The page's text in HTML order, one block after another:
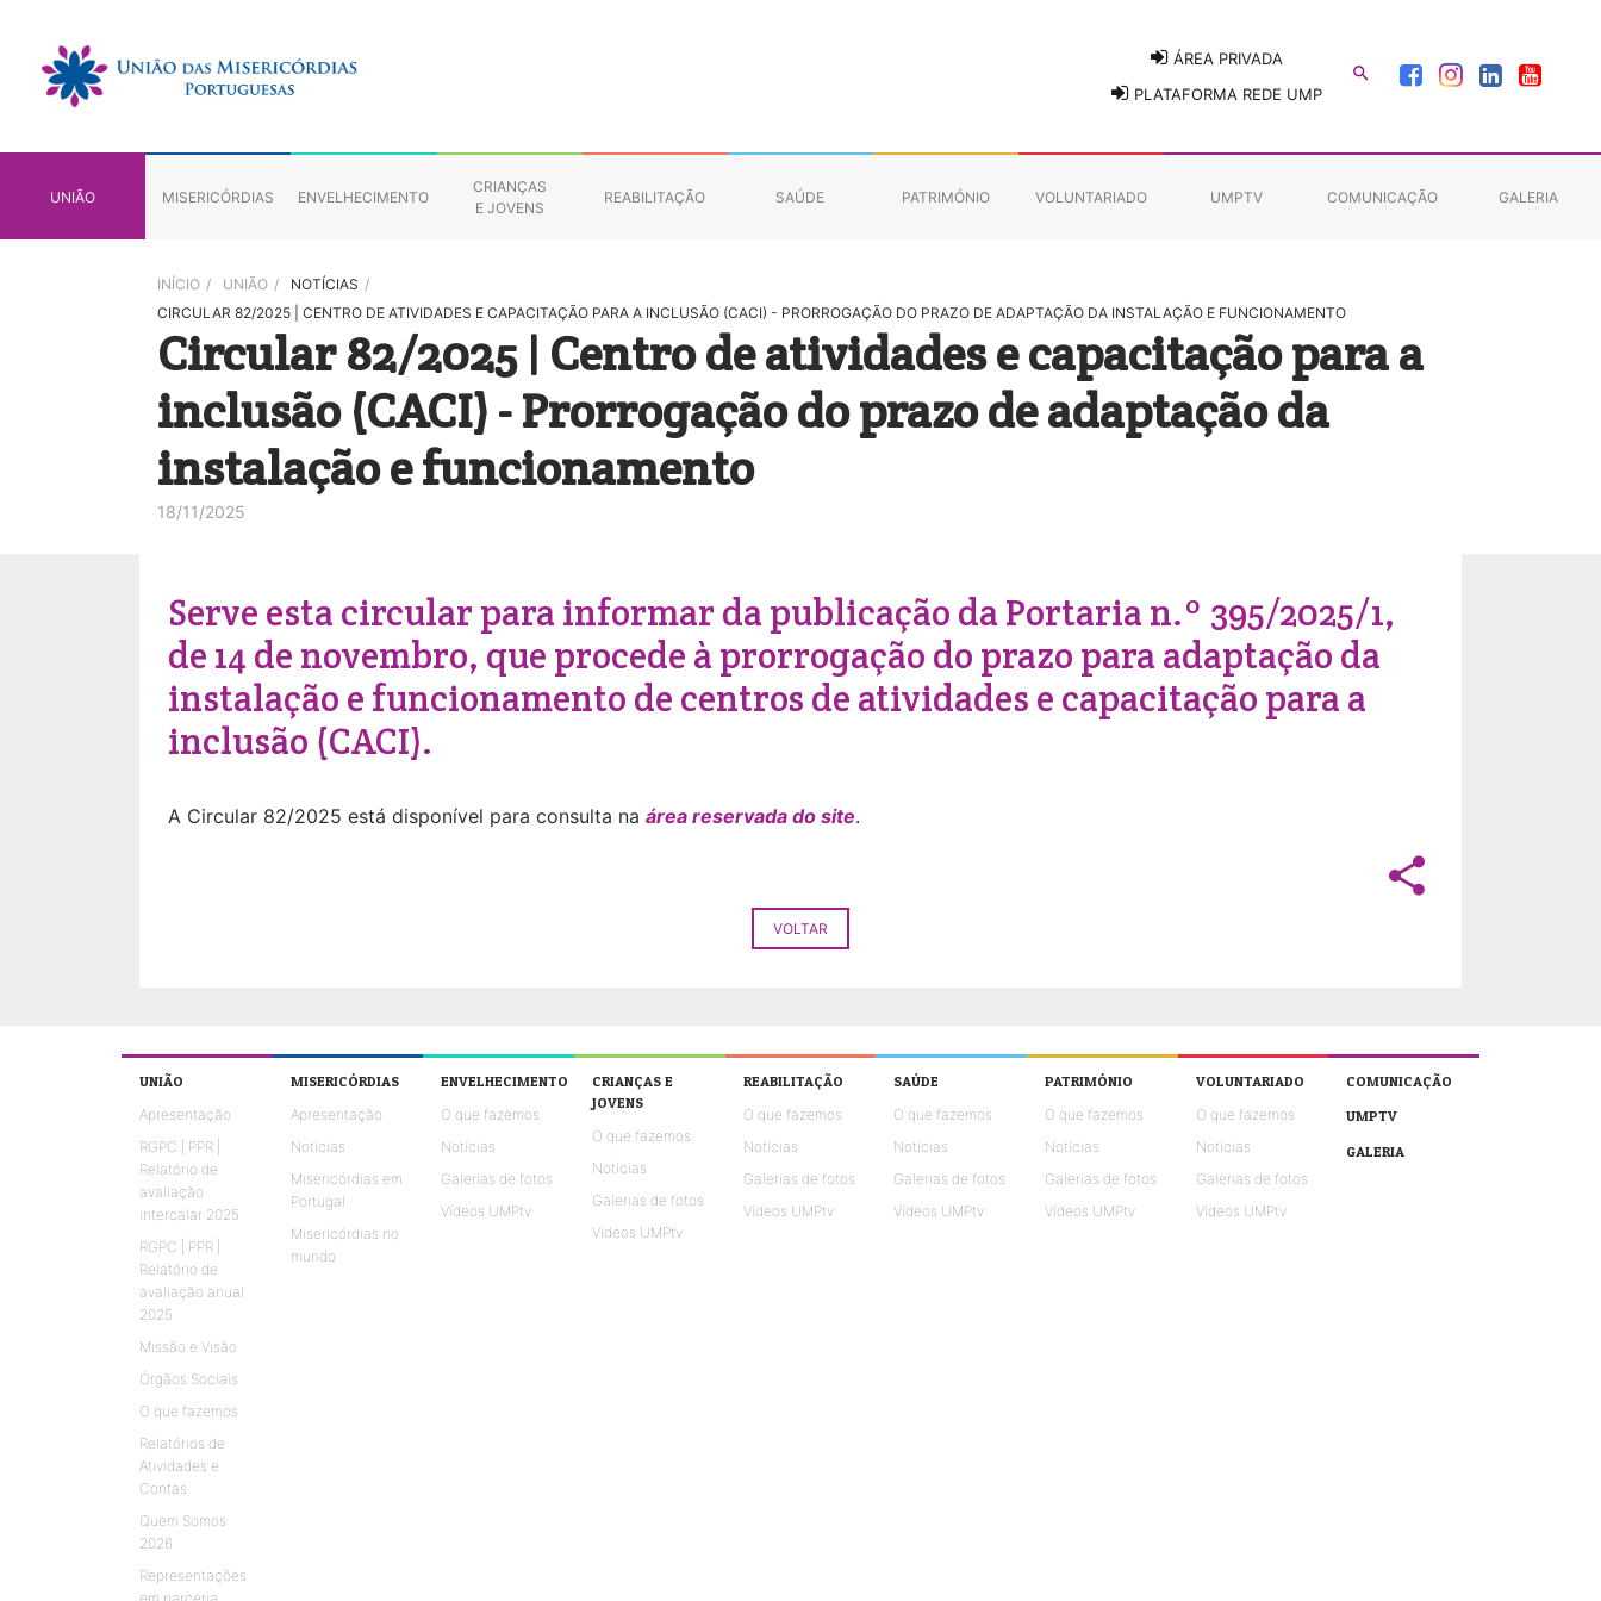
ÁREA PRIVADA
PLATAFORMA REDE UMP

UNIÃO MISERICÓRDIAS ENVELHECIMENTO
CRIANÇAS
E JOVENS
REABILITAÇÃO SAÚDE PATRIMÓNIO VOLUNTARIADO UMPTV COMUNICAÇÃO GALERIA
INÍCIO / UNIÃO / NOTÍCIAS /
CIRCULAR 82/2025 | CENTRO DE ATIVIDADES E CAPACITAÇÃO PARA A INCLUSÃO (CACI) - PRORROGAÇÃO DO PRAZO DE ADAPTAÇÃO DA INSTALAÇÃO E FUNCIONAMENTO
Circular 82/2025 | Centro de atividades e capacitação para a
inclusão (CACI) - Prorrogação do prazo de adaptação da
instalação e funcionamento
18/11/2025
Serve esta circular para informar da publicação da Portaria n.º 395/2025/1,
de 14 de novembro, que procede à prorrogação do prazo para adaptação da
instalação e funcionamento de centros de atividades e capacitação para a
inclusão (CACI).
A Circular 82/2025 está disponível para consulta na área reservada do site.
share
VOLTAR
UNIÃO
Apresentação
RGPC | PPR |
Relatório de
avaliação
intercalar 2025
RGPC | PPR |
Relatório de
avaliação anual
2025
Missão e Visão
Órgãos Sociais
O que fazemos
Relatórios de
Atividades e
Contas
Quem Somos
2026
Representações
MISERICÓRDIAS
Apresentação
Notícias
Misericórdias em
Portugal
Misericórdias no
mundo
ENVELHECIMENTO
O que fazemos
Notícias
Galerias de fotos
Vídeos UMPtv
CRIANÇAS E
JOVENS
O que fazemos
Notícias
Galerias de fotos
Vídeos UMPtv
REABILITAÇÃO
O que fazemos
Notícias
Galerias de fotos
Vídeos UMPtv
SAÚDE
O que fazemos
Notícias
Galerias de fotos
Vídeos UMPtv
PATRIMÓNIO
O que fazemos
Notícias
Galerias de fotos
Vídeos UMPtv
VOLUNTARIADO
O que fazemos
Notícias
Galerias de fotos
Vídeos UMPtv
COMUNICAÇÃO
UMPTV
GALERIA